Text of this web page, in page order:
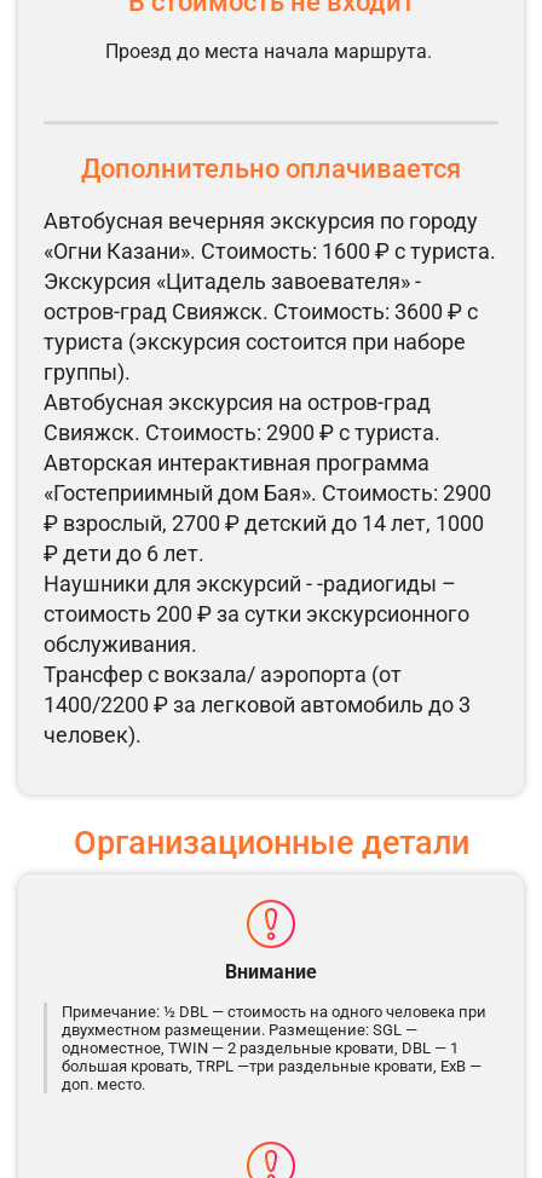
Проезд до места начала маршрута.
Дополнительно оплачивается
Автобусная вечерняя экскурсия по городу
«Огни Казани». Стоимость: 1600 ₽ с туриста.
Экскурсия «Цитадель завоевателя» -
остров-град Свияжск. Стоимость: 3600 ₽ с
туриста (экскурсия состоится при наборе
группы).
Автобусная экскурсия на остров-град
Свияжск. Стоимость: 2900 ₽ с туриста.
Авторская интерактивная программа
«Гостеприимный дом Бая». Стоимость: 2900
₽ взрослый, 2700 ₽ детский до 14 лет, 1000
₽ дети до 6 лет.
Наушники для экскурсий - -радиогиды –
стоимость 200 ₽ за сутки экскурсионного
обслуживания.
Трансфер с вокзала/ аэропорта (от
1400/2200 ₽ за легковой автомобиль до 3
человек).
Организационные детали
Внимание
Примечание: ½ DBL — стоимость на одного человека при
двухместном размещении. Размещение: SGL —
одноместное, TWIN — 2 раздельные кровати, DBL — 1
большая кровать, TRPL —три раздельные кровати, ExB —
доп. место.